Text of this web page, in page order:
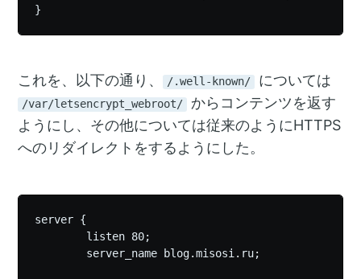
これを、以下の通り、 /.well-known/ については
/var/letsencrypt_webroot/
からコンテンツを返す
ようにし、その他については従来のようにHTTPS
へのリダイレクトをするようにした。
server {
        listen 80;
        server_name blog.misosi.ru;